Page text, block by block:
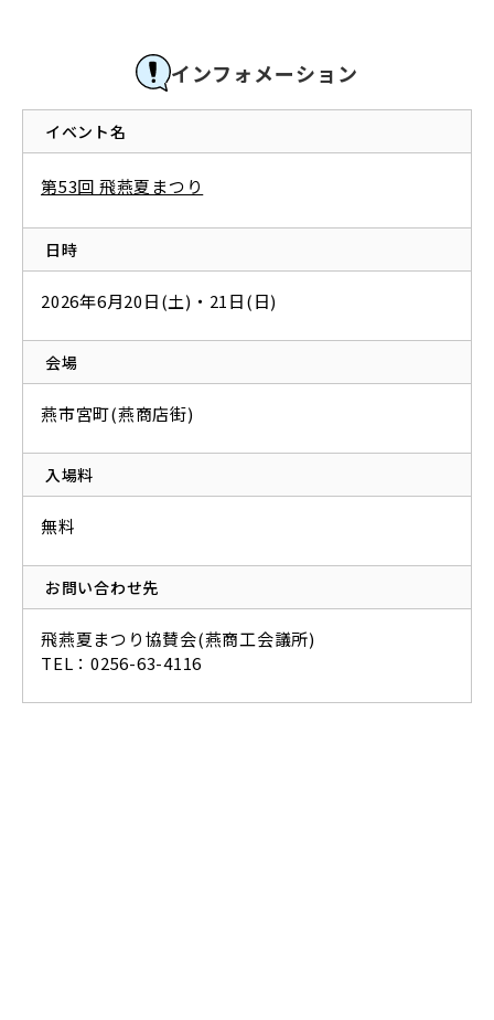
インフォメーション
イベント名
第53回 飛燕夏まつり
日時
2026年6月20日(土)・21日(日)
会場
燕市宮町(燕商店街)
入場料
無料
お問い合わせ先
飛燕夏まつり協賛会(燕商工会議所)
TEL：0256-63-4116